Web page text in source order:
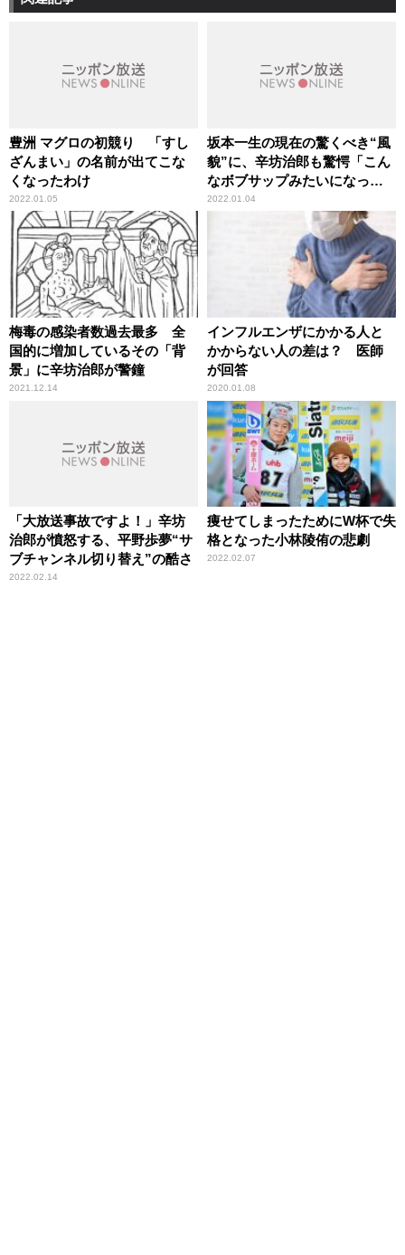
豊洲 マグロの初競り 「すし
ざんまい」の名前が出てこな
くなったわけ
2022.01.05
坂本一生の現在の驚くべき“風
貌”に、辛坊治郎も驚愕「こん
なボブサップみたいになって
いるとは」
2022.01.04
梅毒の感染者数過去最多 全
国的に増加しているその「背
景」に辛坊治郎が警鐘
2021.12.14
インフルエンザにかかる人と
かからない人の差は？ 医師
が回答
2020.01.08
「大放送事故ですよ！」辛坊
治郎が憤怒する、平野歩夢“サ
ブチャンネル切り替え”の酷さ
2022.02.14
痩せてしまったためにW杯で失
格となった小林陵侑の悲劇
2022.02.07